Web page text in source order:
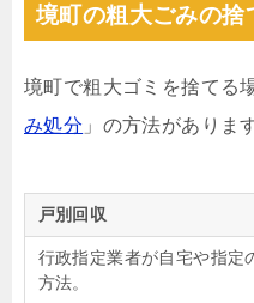
境町の粗大ごみの捨
境町で粗大ゴミを捨てる
み処分 」の方法がありま
戸別回収
行政指定業者が自宅や指定
方法。